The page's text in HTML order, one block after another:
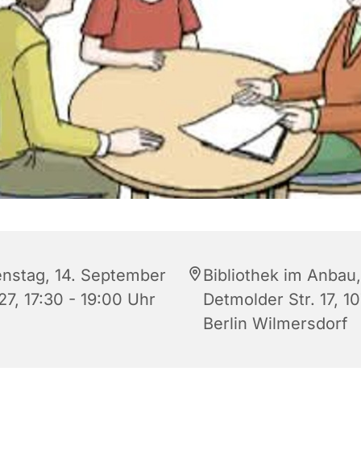
14. September
17:30 - 19:00 Uhr
Bibliothek im Anbau,
Detmolder Str. 17,
Berlin Wilmersdorf